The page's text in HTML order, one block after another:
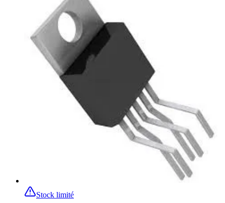
Stock limité